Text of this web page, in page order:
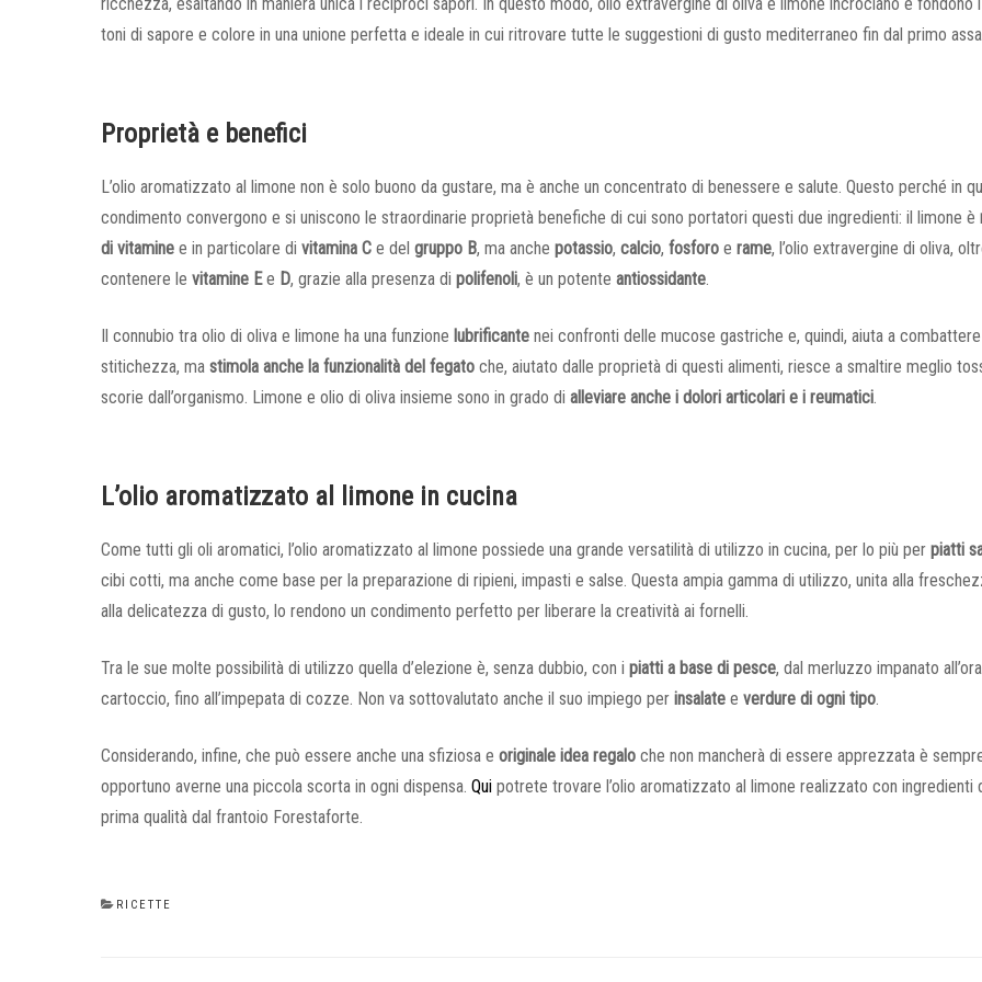
toni di sapore e colore in una unione perfetta e ideale in cui ritrovare tutte le suggestioni di gusto mediterraneo fin dal primo
Proprietà e benefici
L’olio aromatizzato al limone non è solo buono da gustare, ma è anche un concentrato di benessere e salute. Questo perché in
condimento convergono e si uniscono le straordinarie proprietà benefiche di cui sono portatori questi due ingredienti: il limone è
di vitamine e in particolare di vitamina C e del gruppo B, ma anche potassio, calcio, fosforo e rame, l’olio extravergine di oliva,
contenere le vitamine Ee D, grazie alla presenza di polifenoli, è un potente antiossidante
Il connubio tra olio di oliva e limone ha una funzione lubrificante nei confronti delle mucose gastriche e, quindi, aiuta a
stitichezza, ma stimola anche la funzionalità del fegato che, aiutato dalle proprietà di questi alimenti, riesce a smaltire meglio
scorie dall’organismo. Limone e olio di oliva insieme sono in grado di alleviare anche i dolori articolari e i reumatici
L’olio aromatizzato al limone in cucina
Come tutti gli oli aromatici, l’olio aromatizzato al limone possiede una grande versatilità di utilizzo in cucina, per lo più per piatti
cibi cotti, ma anche come base per la preparazione di ripieni, impasti e salse. Questa ampia gamma di utilizzo, unita alla
alla delicatezza di gusto, lo rendono un condimento perfetto per liberare la creatività ai fornelli.
Tra le sue molte possibilità di utilizzo quella d’elezione è, senza dubbio, con i piatti a base di pesce, dal merluzzo impanato
cartoccio, fino all’impepata di cozze. Non va sottovalutato anche il suo impiego per insalate e verdure di ogni tipo
Considerando, infine, che può essere anche una sfiziosa e originale idea regalo che non mancherà di essere apprezzata è
opportuno averne una piccola scorta in ogni dispensa. Qui potrete trovare l’olio aromatizzato al limone realizzato con ingredienti
prima qualità dal frantoio Forestaforte.
CATEGORIES
RICETTE